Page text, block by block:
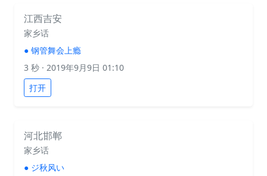
江西吉安
家乡话
● 钢管舞会上瘾
3 秒 · 2019年9月9日 01:10
打开
河北邯郸
家乡话
● ジ秋风い